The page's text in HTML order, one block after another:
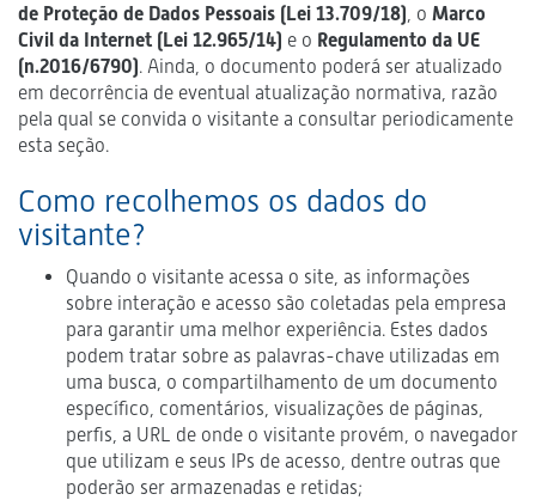
de Proteção de Dados Pessoais (Lei 13.709/18), o Marco
Civil da Internet (Lei 12.965/14) e o Regulamento da UE
(n.2016/6790). Ainda, o documento poderá ser atualizado
em decorrência de eventual atualização normativa, razão
pela qual se convida o visitante a consultar periodicamente
esta seção.
Como recolhemos os dados do
visitante?
Quando o visitante acessa o site, as informações
sobre interação e acesso são coletadas pela empresa
para garantir uma melhor experiência. Estes dados
podem tratar sobre as palavras-chave utilizadas em
uma busca, o compartilhamento de um documento
específico, comentários, visualizações de páginas,
perfis, a URL de onde o visitante provém, o navegador
que utilizam e seus IPs de acesso, dentre outras que
poderão ser armazenadas e retidas;